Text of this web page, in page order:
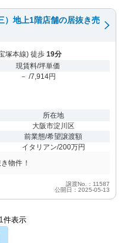
）地上1階店舗の居抜き売
塚本線) 徒歩 19分
現賃料/坪単価
－ /7,914円
所在地
大阪市淀川区
前業態/希望譲渡額
イタリアン/200万円
物件！
譲渡No.：11587
公開日：2025-05-13
1 件表示